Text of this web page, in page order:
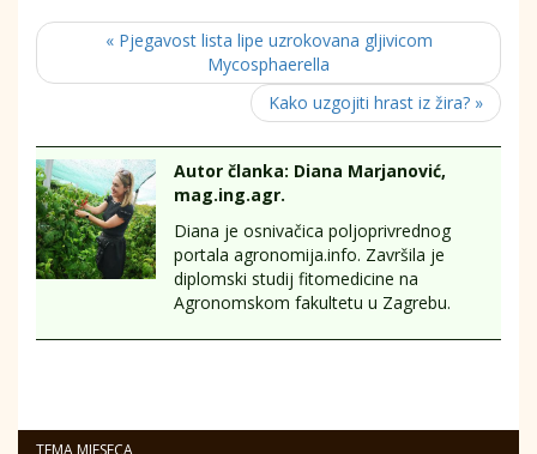
« Pjegavost lista lipe uzrokovana gljivicom
Mycosphaerella
Kako uzgojiti hrast iz žira? »
Autor članka: Diana Marjanović,
mag.ing.agr.
Diana je osnivačica poljoprivrednog
portala agronomija.info. Završila je
diplomski studij fitomedicine na
Agronomskom fakultetu u Zagrebu.